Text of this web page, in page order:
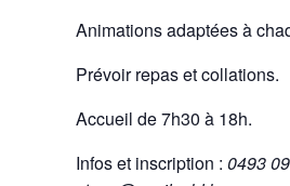
Animations adaptées à
Prévoir repas et collations.
Accueil de 7h30 à 18h.
Infos et inscription : 0493